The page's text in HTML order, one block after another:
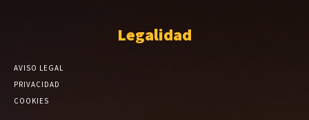
Legalidad
AVISO LEGAL
PRIVACIDAD
COOKIES